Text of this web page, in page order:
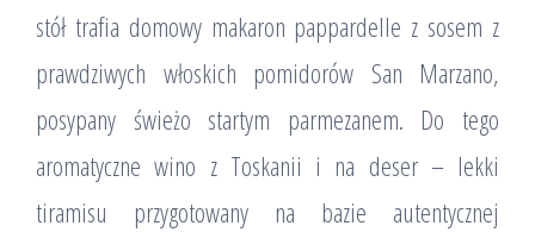
stół trafia domowy makaron pappardelle z sosem z
prawdziwych włoskich pomidorów San Marzano,
posypany świeżo startym parmezanem. Do tego
aromatyczne wino z Toskanii i na deser – lekki
tiramisu przygotowany na bazie autentycznej